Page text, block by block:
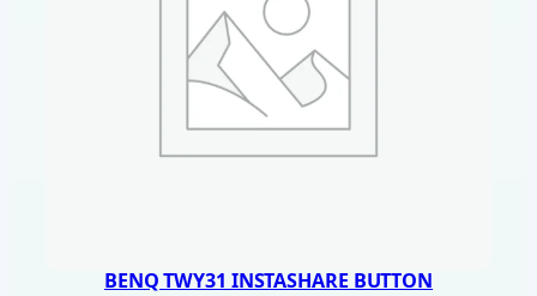
BENQ TWY31 INSTASHARE BUTTON